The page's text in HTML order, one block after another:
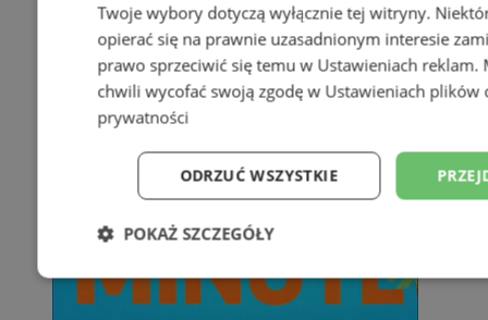
Twoje wybory dotyczą wyłącznie tej witryny.
opierać się na prawnie uzasadnionym interesie
prawo sprzeciwić się temu w Ustawieniach reklam.
chwili wycofać swoją zgodę w Ustawieniach plików
prywatności
ODRZUĆ WSZYSTKIE
POKAŻ SZCZEGÓŁY
Niezbędne Wydajność